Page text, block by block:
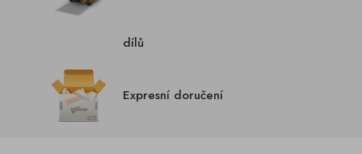
dílů
Expresní doručení